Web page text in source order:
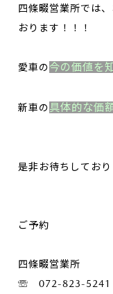
四條畷営業所では
おります！！！
愛車の今の価値を
新車の具体的な価
是非お待ちしており
ご予約
四條畷営業所
☏ 072-823-5241